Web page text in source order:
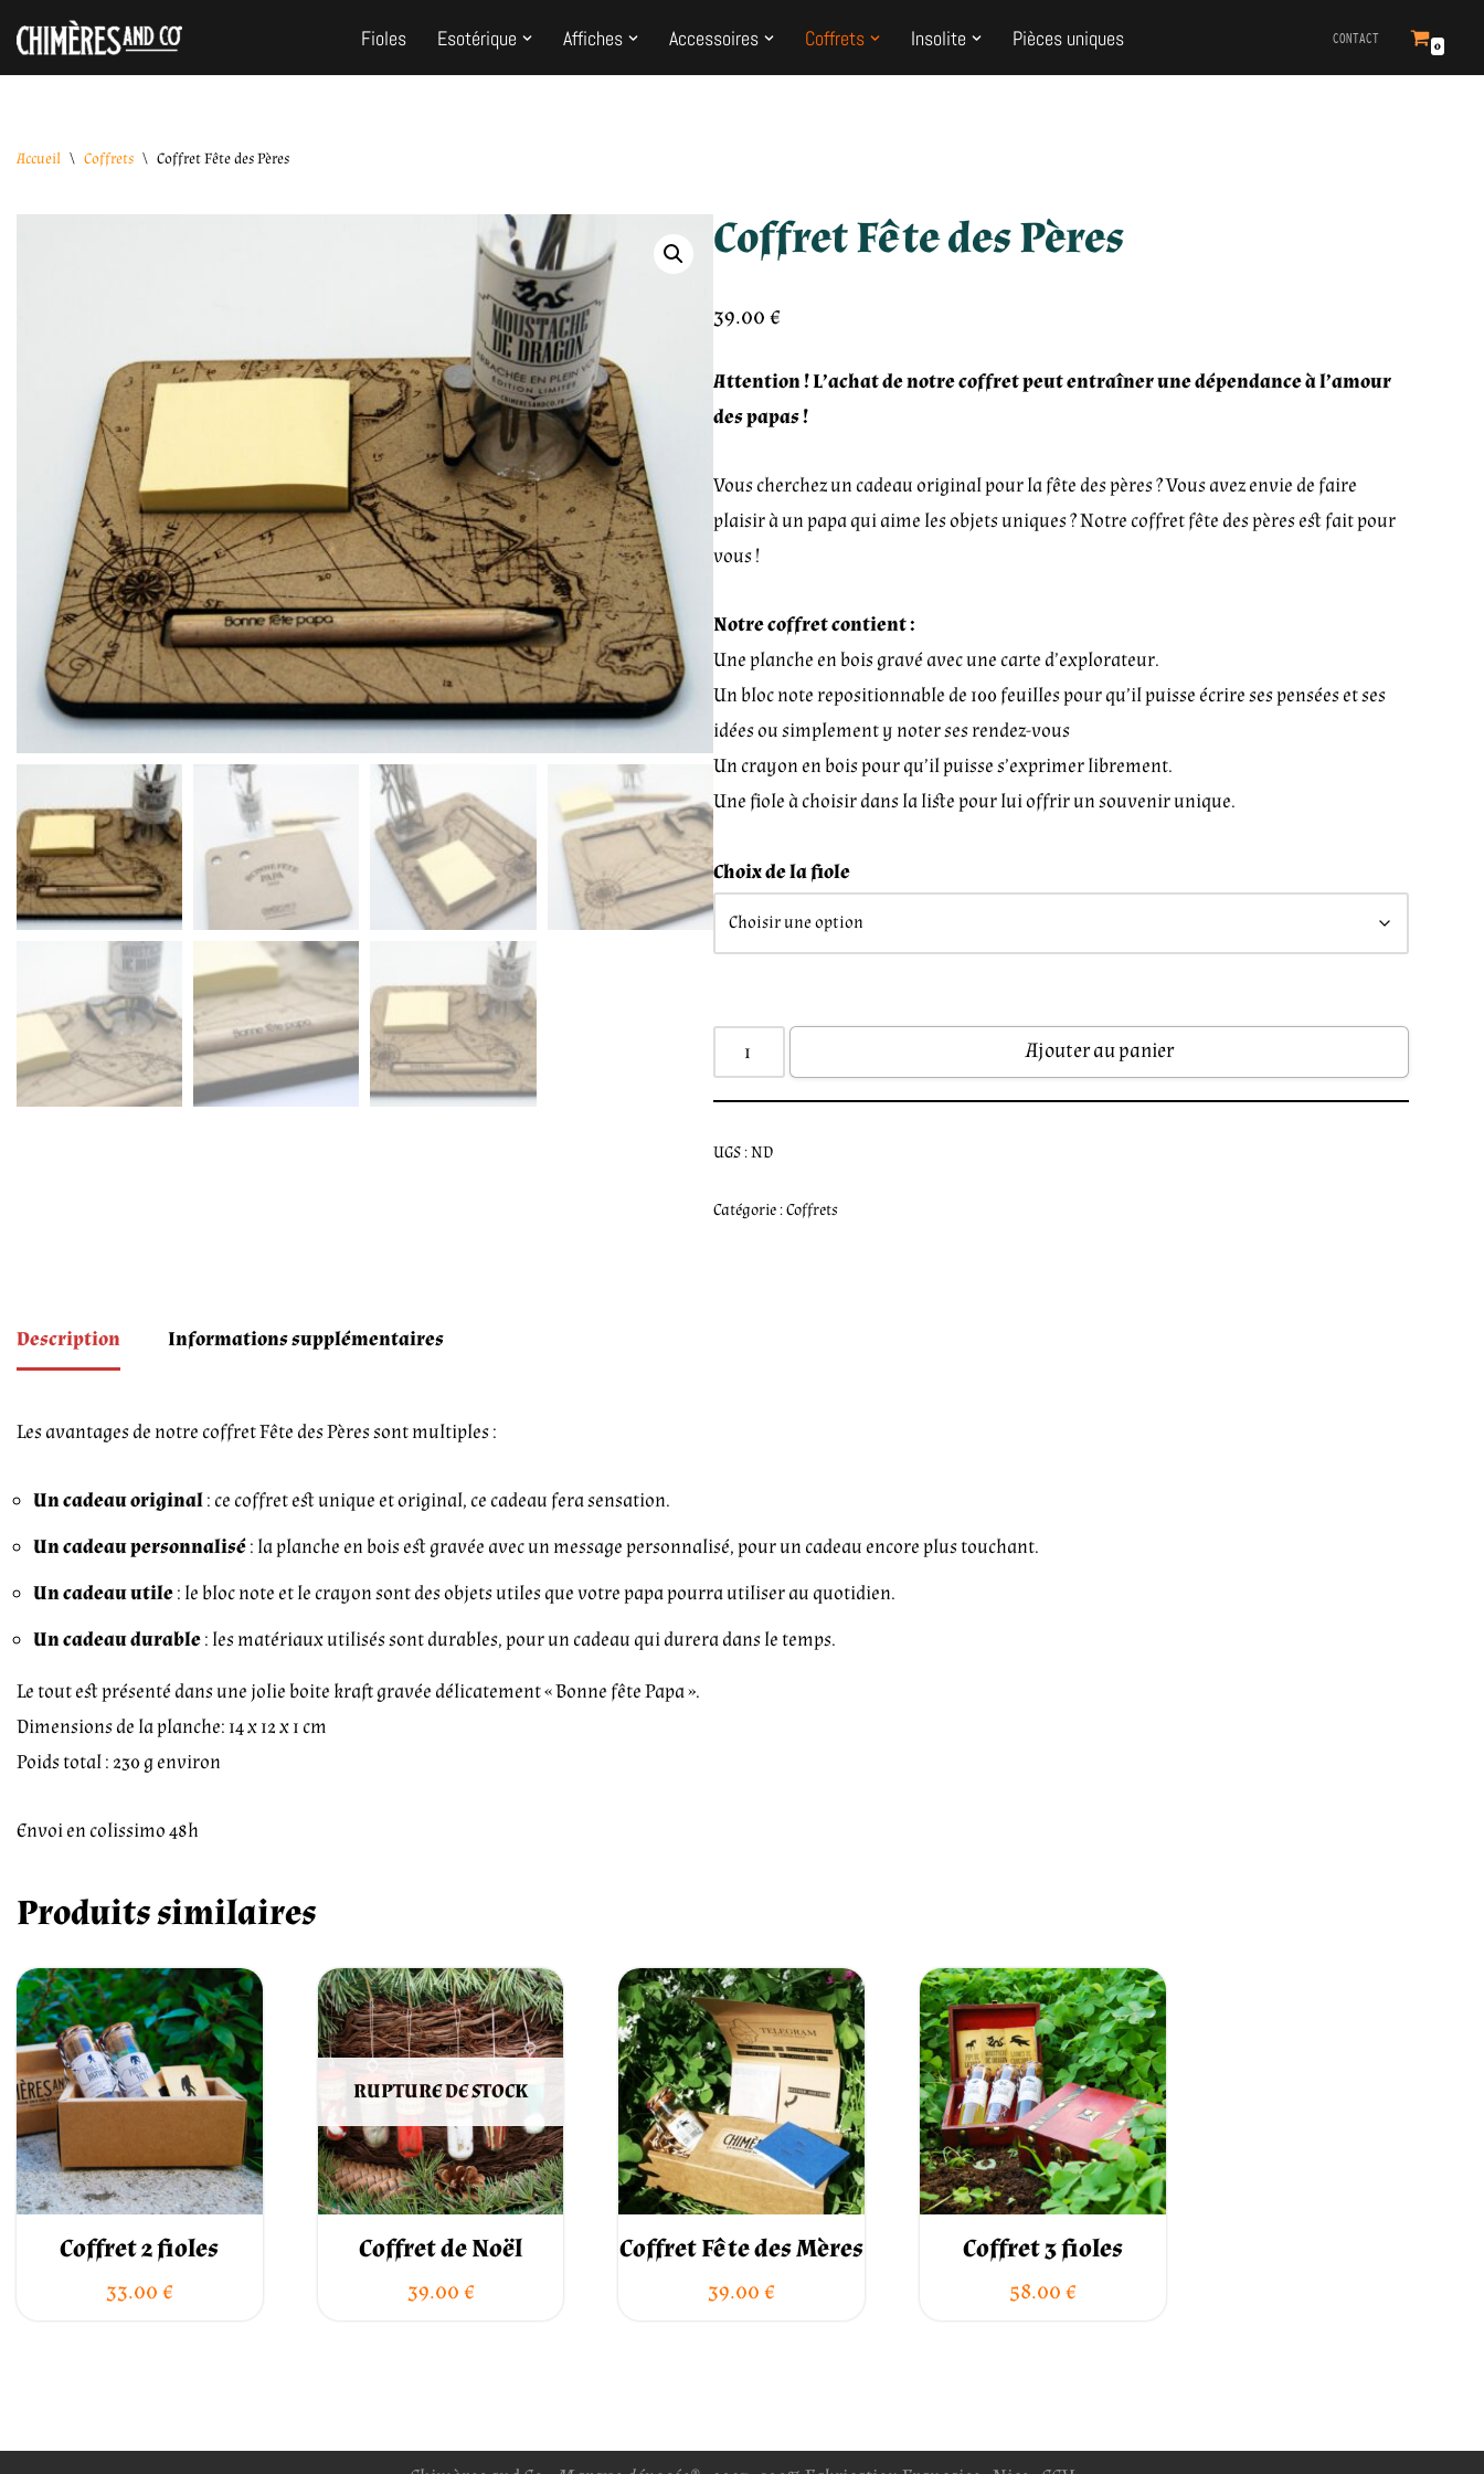
Aller
Fioles Esotérique Affiches Accessoires Coffrets Insolite Pièces uniques CONTACT
0
Accueil \ Coffrets \ Coffret Fête des Pères
Coffret Fête des Pères
39.00€
Attention ! L’achat de notre coffret peut entraîner une dépendance à l’amour
des papas !
Vous cherchez un cadeau original pour la fête des pères ? Vous avez envie de faire
plaisir à un papa qui aime les objets uniques ? Notre coffret fête des pères est fait pour
vous !
Notre coffret contient :
Une planche en bois gravé avec une carte d’explorateur.
Un bloc note repositionnable de 100 feuilles pour qu’il puisse écrire ses pensées et ses
idées ou simplement y noter ses rendez-vous
Un crayon en bois pour qu’il puisse s’exprimer librement.
Une fiole à choisir dans la liste pour lui offrir un souvenir unique.
Choix de la fiole
Ajouter au panier
UGS :ND
Catégorie :Coffrets
Description Informations supplémentaires
Les avantages de notre coffret Fête des Pères sont multiples :
Un cadeau original: ce coffret est unique et original, ce cadeau fera sensation.
Un cadeau personnalisé: la planche en bois est gravée avec un message personnalisé, pour un cadeau encore plus touchant.
Un cadeau utile: le bloc note et le crayon sont des objets utiles que votre papa pourra utiliser au quotidien.
Un cadeau durable: les matériaux utilisés sont durables, pour un cadeau qui durera dans le temps.
Le tout est présenté dans une jolie boite kraft gravée délicatement « Bonne fête Papa ».
Dimensions de la planche: 14 x 12 x 1 cm
Poids total : 230 g environ
Envoi en colissimo 48h
Produits similaires
Coffret 2 fioles
33.00€
RUPTURE DE STOCK
Coffret de Noël
39.00€
Coffret Fête des Mères
39.00€
Coffret 3 fioles
58.00€